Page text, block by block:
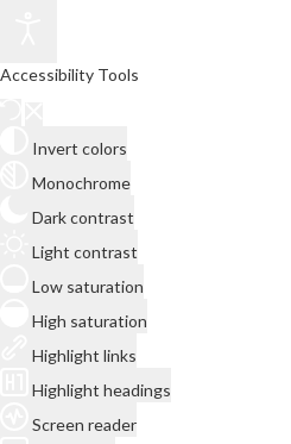
Accessibility Tools
Invert colors
Monochrome
Dark contrast
Light contrast
Low saturation
High saturation
Highlight links
Highlight headings
Screen reader